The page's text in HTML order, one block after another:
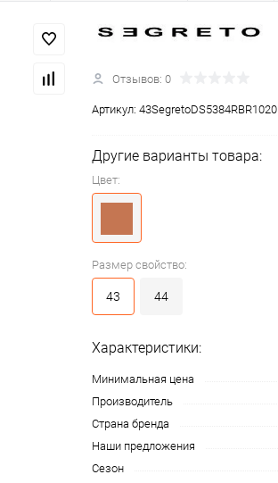
Отзывов: 0
Артикул: 43SegretoDS5384RBR1020
Другие варианты товара:
Цвет:
Размер свойство:
43 44
Характеристики:
Минимальная цена
Производитель
Страна бренда
Наши предложения
Сезон